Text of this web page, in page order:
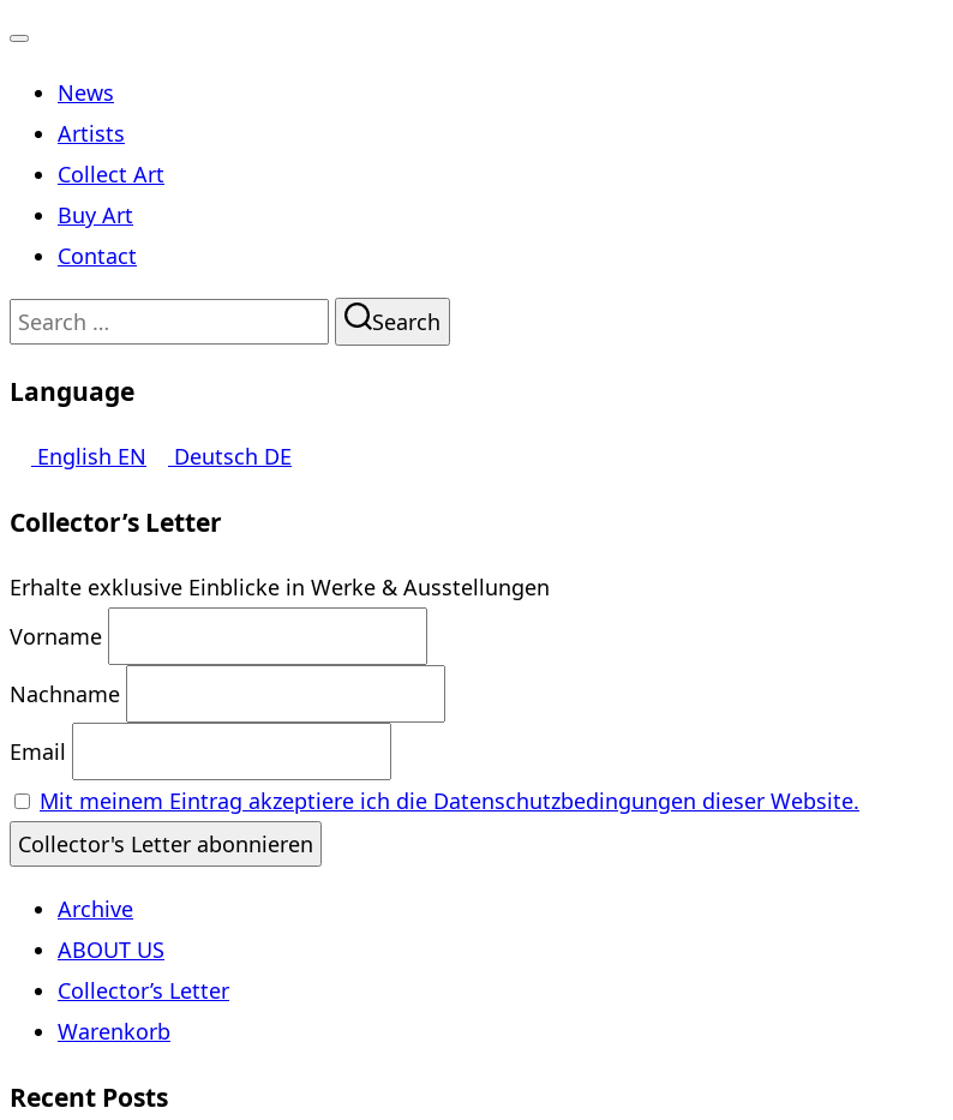
navigation
News
Artists
Collect Art
Buy Art
Contact
Search
Search
Language
English EN Deutsch DE
Collector’s Letter
Erhalte exklusive Einblicke in Werke & Ausstellungen
Vorname
Nachname
Email
Mit meinem Eintrag akzeptiere ich die Datenschutzbedingungen dieser Website.
Archive
ABOUT US
Collector’s Letter
Warenkorb
Recent Posts